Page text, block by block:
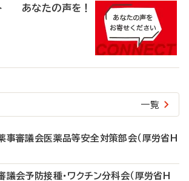
あなたの声を！
一覧
審議会医薬品等安全対策部会（厚労省H
会予防接種・ワクチン分科会（厚労省H